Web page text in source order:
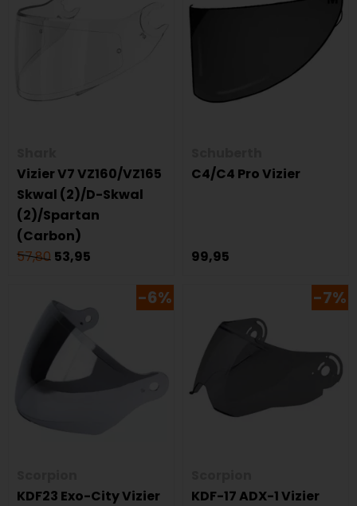
Vizier V7 VZ160/VZ165
Skwal (2)/D-Skwal
(2)/Spartan
(Carbon)
57,80 53,95
C4/C4 Pro Vizier
99,95
-6%
KDF23 Exo-City Vizier
-7%
KDF-17 ADX-1 Vizier